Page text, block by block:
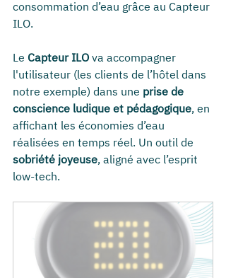
consommation d’eau grâce au Capteur
ILO.
Le Capteur ILO va accompagner
l'utilisateur (les clients de l’hôtel dans
notre exemple) dans une prise de
conscience ludique et pédagogique, en
affichant les économies d’eau
réalisées en temps réel. Un outil de
sobriété joyeuse, aligné avec l’esprit
low-tech.